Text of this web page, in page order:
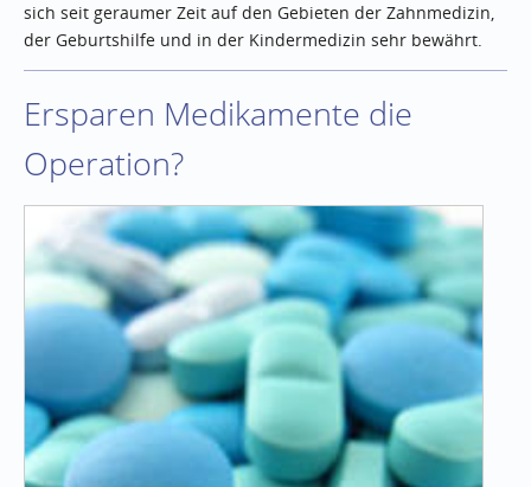
sich seit geraumer Zeit auf den Gebieten der Zahnmedizin,
der Geburtshilfe und in der Kindermedizin sehr bewährt.
Ersparen Medikamente die
Operation?